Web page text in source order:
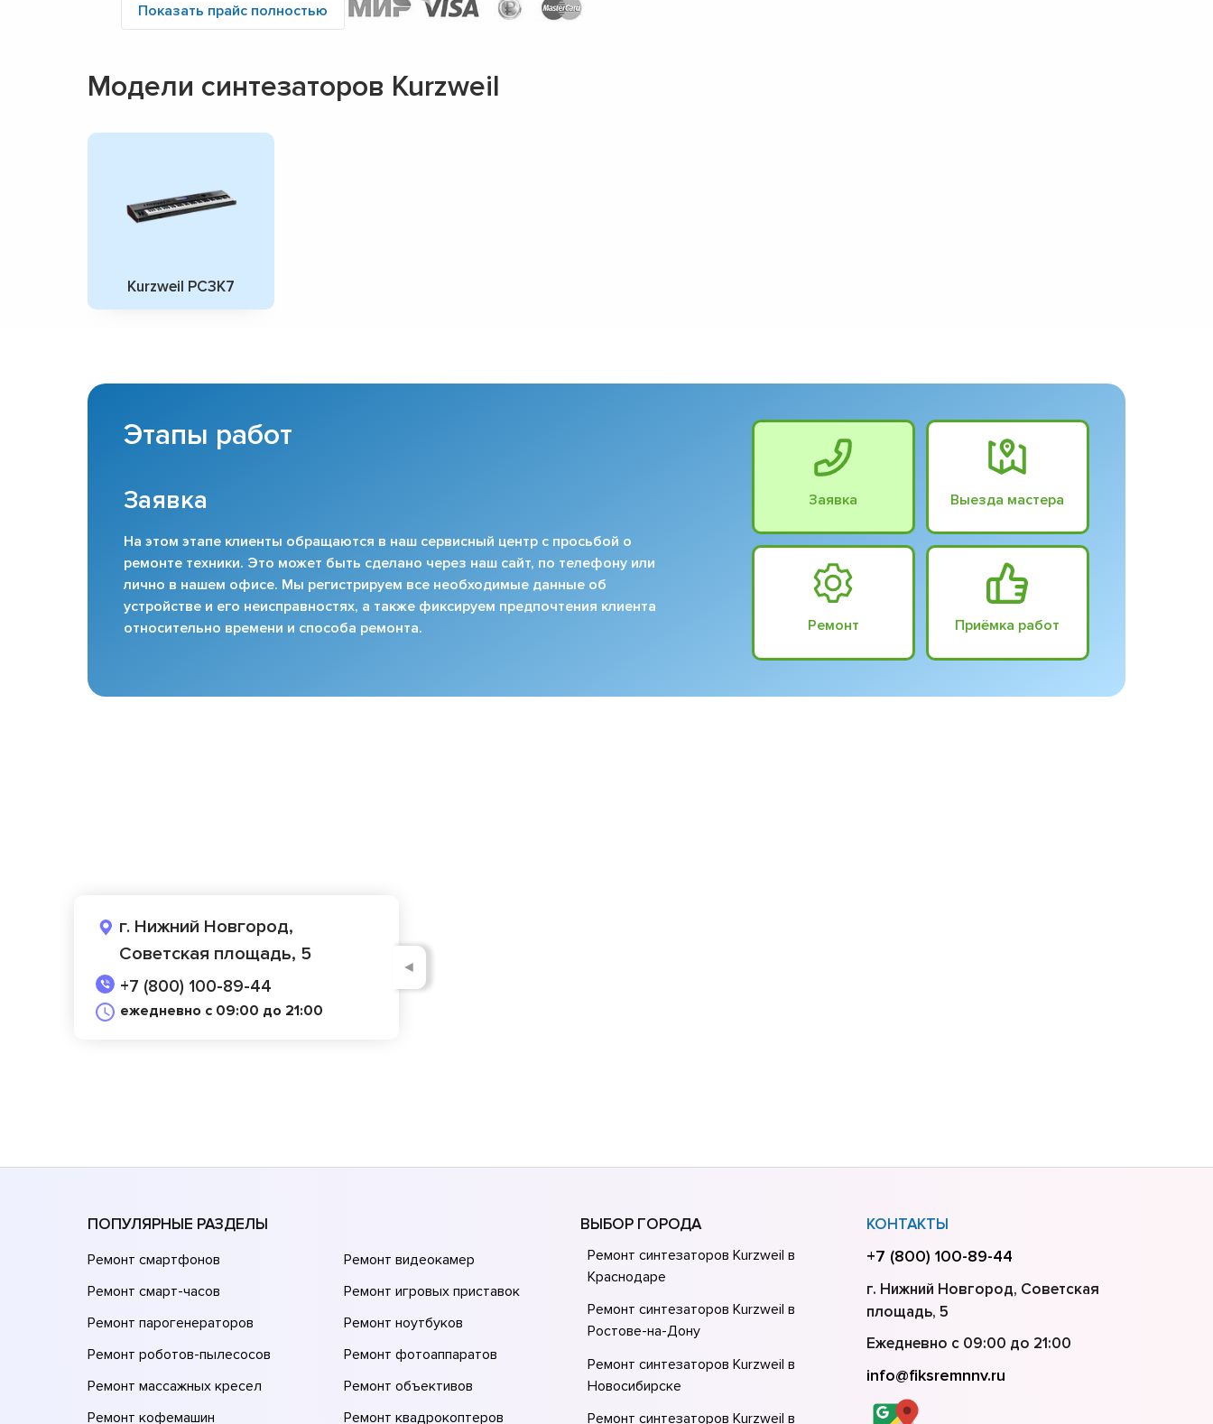
Показать прайс полностью
Модели синтезаторов Kurzweil
Kurzweil PC3K7
Этапы работ
Заявка
На этом этапе клиенты обращаются в наш сервисный центр с просьбой о
ремонте техники. Это может быть сделано через наш сайт, по телефону или
лично в нашем офисе. Мы регистрируем все необходимые данные об
устройстве и его неисправностях, а также фиксируем предпочтения клиента
относительно времени и способа ремонта.
Заявка Выезда мастера
Ремонт Приёмка работ
г. Нижний Новгород,
Советская площадь, 5
+7 (800) 100-89-44
ежедневно с 09:00 до 21:00
◄
ПОПУЛЯРНЫЕ РАЗДЕЛЫ
Ремонт смартфонов
Ремонт смарт-часов
Ремонт парогенераторов
Ремонт роботов-пылесосов
Ремонт массажных кресел
Ремонт кофемашин
Ремонт видеокамер
Ремонт игровых приставок
Ремонт ноутбуков
Ремонт фотоаппаратов
Ремонт объективов
Ремонт квадрокоптеров
ВЫБОР ГОРОДА
Ремонт синтезаторов Kurzweil в
Краснодаре
Ремонт синтезаторов Kurzweil в
Ростове-на-Донy
Ремонт синтезаторов Kurzweil в
Новосибирске
Ремонт синтезаторов Kurzweil в
КОНТАКТЫ
+7 (800) 100-89-44
г. Нижний Новгород, Советская
площадь, 5
Ежедневно с 09:00 до 21:00
info@fiksremnnv.ru